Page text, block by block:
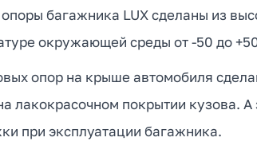
багажника LUX сделаны из
окружающей среды от -50 до
опор на крыше автомобиля
покрытии кузова.
при эксплуатации багажника.